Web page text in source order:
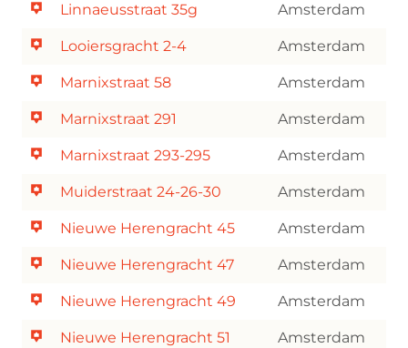
Linnaeusstraat 35g Amsterdam
Looiersgracht 2-4 Amsterdam
Marnixstraat 58 Amsterdam
Marnixstraat 291 Amsterdam
Marnixstraat 293-295 Amsterdam
Muiderstraat 24-26-30 Amsterdam
Nieuwe Herengracht 45 Amsterdam
Nieuwe Herengracht 47 Amsterdam
Nieuwe Herengracht 49 Amsterdam
Nieuwe Herengracht 51 Amsterdam